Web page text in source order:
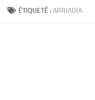
ÉTIQUETÉ :ARRIADIA